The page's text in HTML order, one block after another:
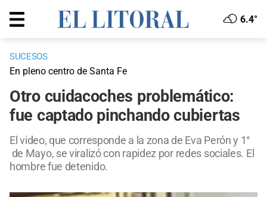
6.4°
SUCESOS
En pleno centro de Santa Fe
Otro cuidacoches problemático:
fue captado pinchando cubiertas
El video, que corresponde a la zona de Eva Perón y 1°
de Mayo, se viralizó con rapidez por redes sociales. El
hombre fue detenido.